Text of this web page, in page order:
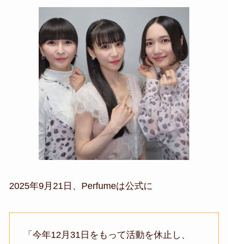
2025年9月21日、Perfumeは公式に
「今年12月31日をもって活動を休止し、